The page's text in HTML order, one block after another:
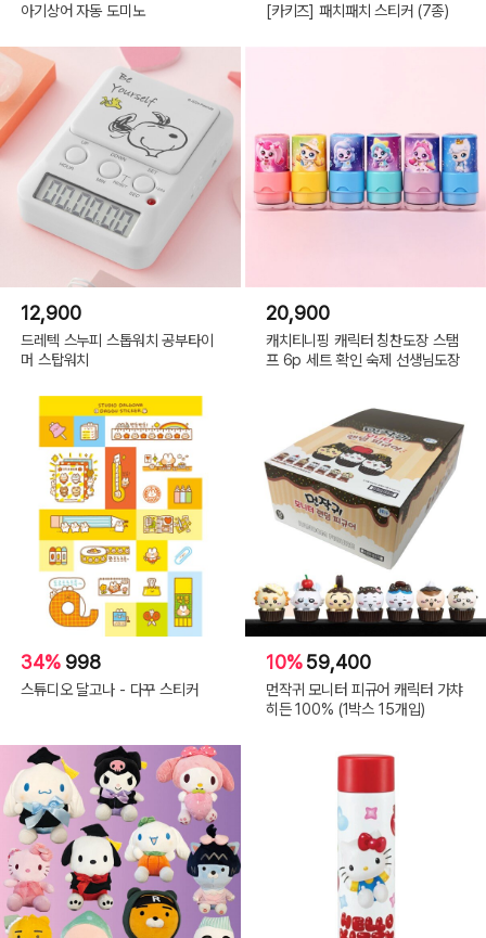
아기상어 자동 도미노 [카키즈] 패치패치 스티커 (7종)
12,900
드레텍 스누피 스톱워치 공부타이
머 스탑워치
20,900
캐치티니핑 캐릭터 칭찬도장 스탬
프 6p 세트 확인 숙제 선생님도장
34% 998
스튜디오 달고나 - 다꾸 스티커
10%59,400
먼작귀 모니터 피규어 캐릭터 가챠
히든 100% (1박스 15개입)